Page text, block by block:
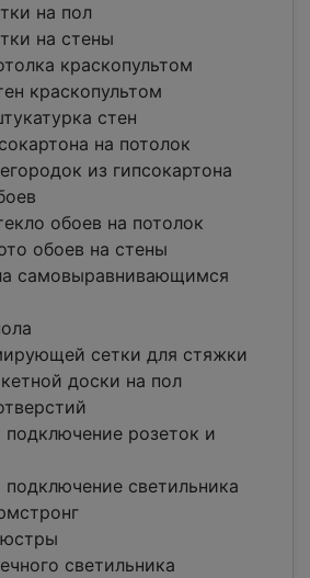
на пол
на стены
краскопультом
краскопультом
стен
на потолок
из гипсокартона
обоев на потолок
обоев на стены
самовыравнивающимся
сетки для стяжки
доски на пол
подключение розеток и
подключение светильника
светильника